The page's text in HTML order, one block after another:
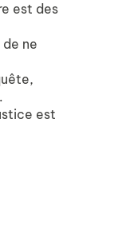
est des
ne
est